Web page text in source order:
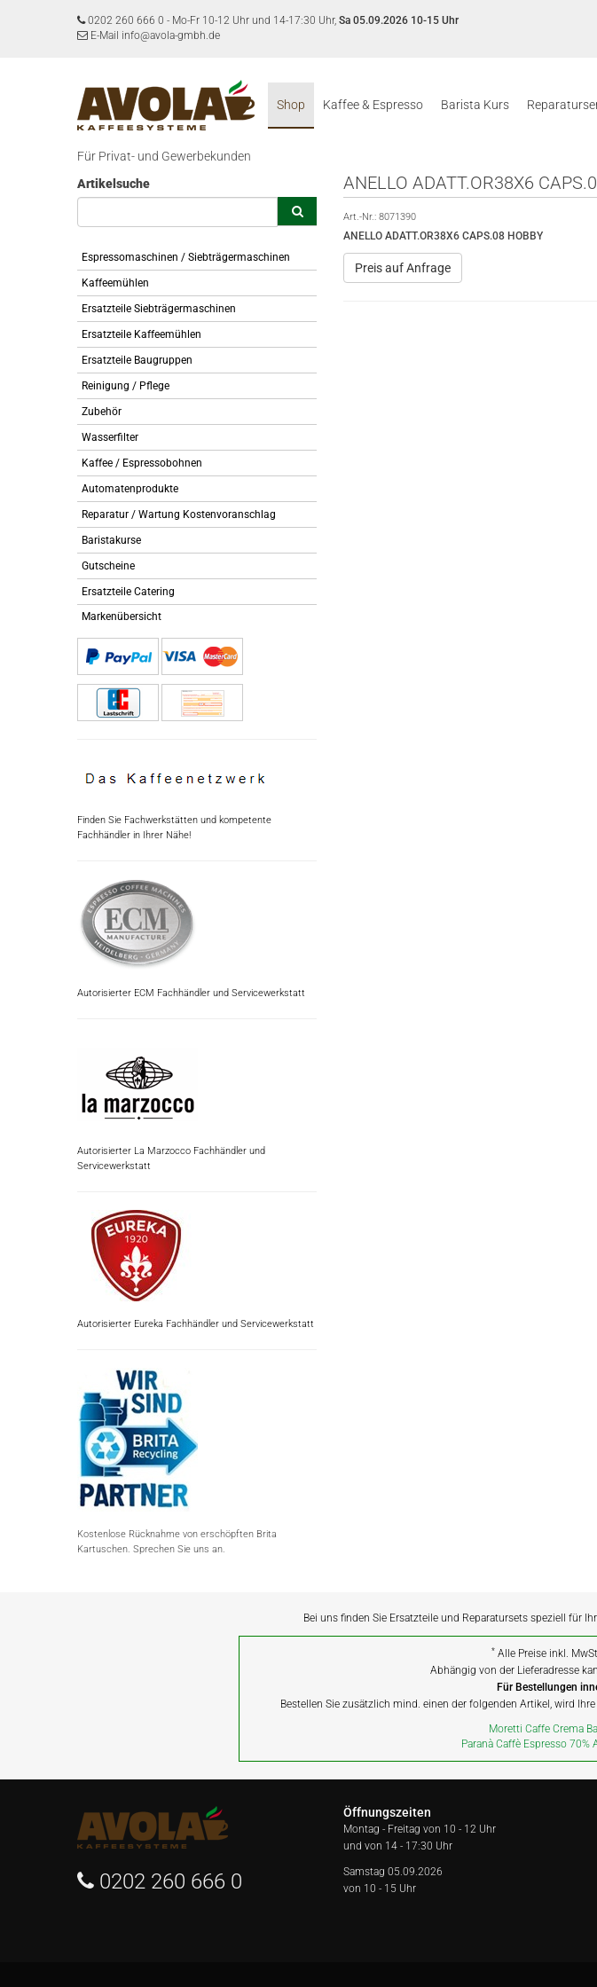
0202 260 666 0 - Mo-Fr 10-12 Uhr und 14-17:30 Uhr, Sa 05.09.2026 10-15 Uhr
E-Mail info@avola-gmbh.de
Shop Kaffee & Espresso Barista Kurs
Für Privat- und Gewerbekunden
Artikelsuche
Espressomaschinen / Siebträgermaschinen
Kaffeemühlen
Ersatzteile Siebträgermaschinen
Ersatzteile Kaffeemühlen
Ersatzteile Baugruppen
Reinigung / Pflege
Zubehör
Wasserfilter
Kaffee / Espressobohnen
Automatenprodukte
Reparatur / Wartung Kostenvoranschlag
Baristakurse
Gutscheine
Ersatzteile Catering
Markenübersicht
Finden Sie Fachwerkstätten und kompetente
Fachhändler in Ihrer Nähe!
Autorisierter ECM Fachhändler und Servicewerkstatt
Autorisierter La Marzocco Fachhändler und
Servicewerkstatt
Autorisierter Eureka Fachhändler und Servicewerkstatt
Kostenlose Rücknahme von erschöpften Brita
Kartuschen. Sprechen Sie uns an.
ANELLO ADATT.OR38X6
Art.-Nr.: 8071390
ANELLO ADATT.OR38X6 CAPS.08 HOBBY
Preis auf Anfrage
Bei uns finden Sie Ersatzteile und Reparatursets speziell für
* Alle Preise inkl.
Abhängig von der Lieferadresse
Für Bestellungen
Bestellen Sie zusätzlich mind. einen der folgenden Artikel, wird
Moretti Caffe Crema
Paranà Caffè Espresso
0202 260 666 0
Öffnungszeiten
Montag - Freitag von 10 - 12 Uhr
und von 14 - 17:30 Uhr
Samstag 05.09.2026
von 10 - 15 Uhr